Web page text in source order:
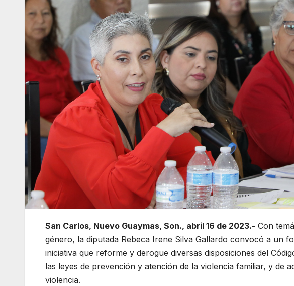
San Carlos, Nuevo Guaymas, Son., abril 16 de 2023.- Con
género, la diputada Rebeca Irene Silva Gallardo convocó a un
iniciativa que reforme y derogue diversas disposiciones del
las leyes de prevención y atención de la violencia familiar, y de
violencia.